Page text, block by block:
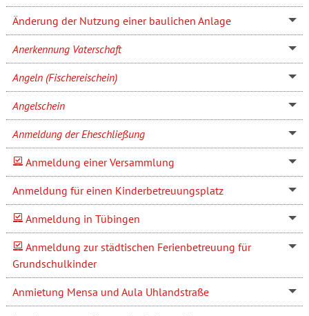
Änderung der Nutzung einer baulichen Anlage
Anerkennung Vaterschaft
Angeln (Fischereischein)
Angelschein
Anmeldung der Eheschließung
Anmeldung einer Versammlung
Anmeldung für einen Kinderbetreuungsplatz
Anmeldung in Tübingen
Anmeldung zur städtischen Ferienbetreuung für
Grundschulkinder
Anmietung Mensa und Aula Uhlandstraße